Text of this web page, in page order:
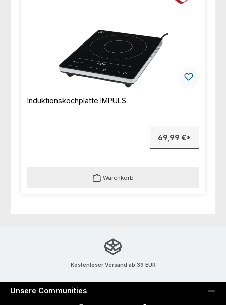
Induktionskochplatte IMPULS
69,99 €*
Warenkorb
Kostenloser Versand ab 39 EUR
Unsere Communities